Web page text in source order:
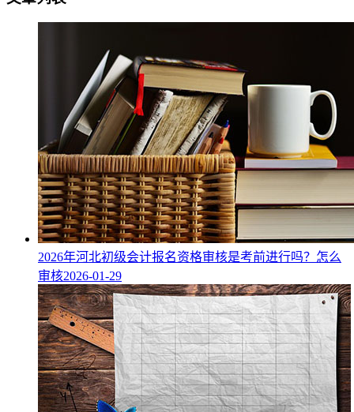
2026年河北初级会计报名资格审核是考前进行吗？怎么
审核2026-01-29